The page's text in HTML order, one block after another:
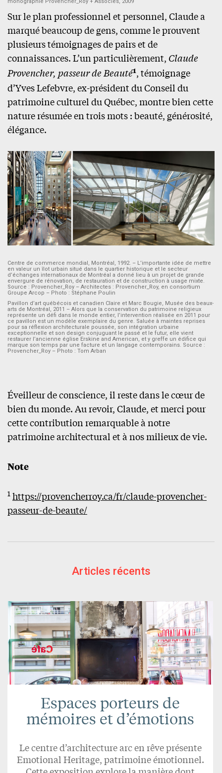
Sur le plan professionnel et personnel, Claude a
marqué beaucoup de gens, comme le prouvent
plusieurs témoignages de pairs et de
connaissances. L’un particulièrement, Claude
Provencher, passeur de Beauté1, témoignage
d’Yves Lefebvre, ex-président du Conseil du
patrimoine culturel du Québec, montre bien cette
nature résumée en trois mots : beauté, générosité,
élégance.
Centre de commerce mondial, Montréal, 1992. – L’importante idée de mettre
en valeur un îlot urbain situé dans le quartier historique et le secteur
d’échanges internationaux de Montréal a donné lieu à un projet de grande
envergure de rénovation, de restauration et de construction à usage mixte.
Source : Provencher_Roy – Architectes : Provencher_Roy, en consortium
Groupe Arcop – Photo : Stéphane Poulin
Pavillon d’art québécois et canadien Claire et Marc Bougie, Musée des beaux-
arts de Montréal, 2011 – Alors que la conservation du patrimoine religieux
représente un défi dans le monde entier, l’intervention réalisée en 2011 pour
ce pavillon est un modèle exemplaire du genre. Saluée à maintes reprises
pour sa réflexion architecturale poussée, son intégration urbaine
exceptionnelle et son design conjuguant le passé et le futur, elle vient
restaurer l’ancienne église Erskine and American, et y greffe un édifice qui
marque son temps par une facture et un langage contemporains. Source :
Provencher_Roy – Photo : Tom Arban
Éveilleur de conscience, il reste dans le cœur de
bien du monde. Au revoir, Claude, et merci pour
cette contribution remarquable à notre
patrimoine architectural et à nos milieux de vie.
Note
1 https://provencherroy.ca/fr/claude-provencher-
passeur-de-beaute/
Articles récents
Espaces porteurs de
mémoires et d’émotions
Le centre d’architecture arc en rêve présente
Emotional Heritage, patrimoine émotionnel.